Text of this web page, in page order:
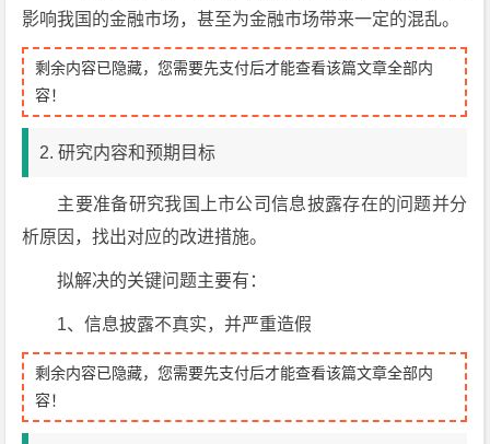
影响我国的金融市场，甚至为金融市场带来一定的混乱。
剩余内容已隐藏，您需要先支付后才能查看该篇文章全部内
容！
2. 研究内容和预期目标
主要准备研究我国上市公司信息披露存在的问题并分
析原因，找出对应的改进措施。
拟解决的关键问题主要有：
1、信息披露不真实，并严重造假
剩余内容已隐藏，您需要先支付后才能查看该篇文章全部内
容！